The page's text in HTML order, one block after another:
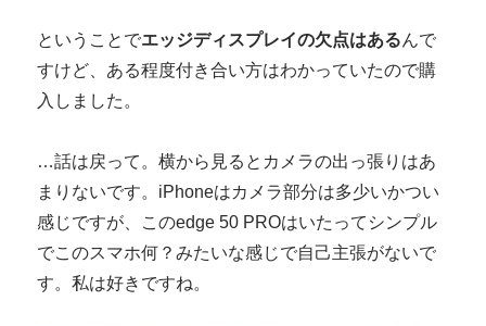
ということでエッジディスプレイの欠点はあるんで
すけど、ある程度付き合い方はわかっていたので購
入しました。
…話は戻って。横から見るとカメラの出っ張りはあ
まりないです。iPhoneはカメラ部分は多少いかつい
感じですが、このedge 50 PROはいたってシンプル
でこのスマホ何？みたいな感じで自己主張がないで
す。私は好きですね。